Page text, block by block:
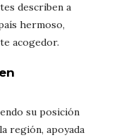
describen a
hermoso,
acogedor.
su posición
región, apoyada